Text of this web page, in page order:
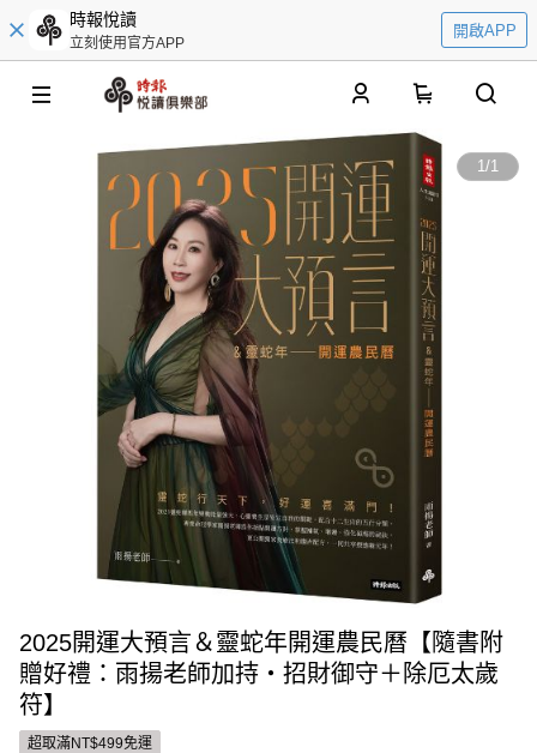
時報悅讀
立刻使用官方APP
開啟APP
1/1
2025開運大預言＆靈蛇年開運農民曆【隨書附
贈好禮：雨揚老師加持‧招財御守＋除厄太歲
符】
超取滿NT$499免運